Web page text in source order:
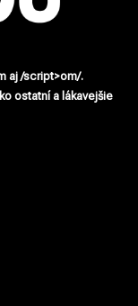
aj /script>om/.
ostatní a lákavejšie